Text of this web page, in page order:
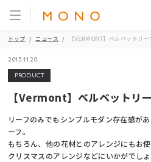
トップ ニュース 【VERMONT】ベルベットリー
2015.11.20
PRODUCT
【Vermont】ベルベットリ
リーフのみでもシンプルモダン存在感が
ーフ。
もちろん、他の花材とのアレンジにもお使
クリスマスのアレンジなどにいかがでし